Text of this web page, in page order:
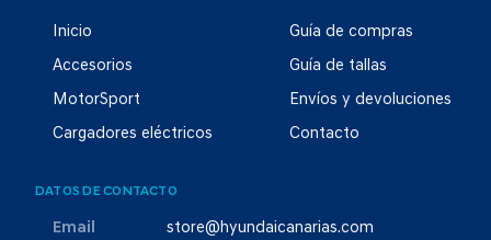
Inicio
Accesorios
MotorSport
Cargadores eléctricos
Guía de compras
Guía de tallas
Envíos y devoluciones
Contacto
DATOS DE CONTACTO
Email store@hyundaicanarias.com